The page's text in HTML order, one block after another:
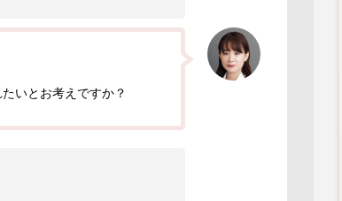
いとお考えですか？